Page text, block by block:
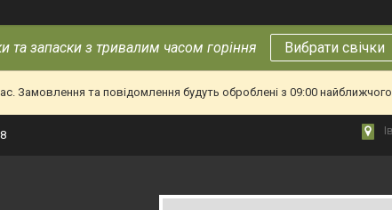
та запаски з тривалим часом горіння Вибрати свічки
Замовлення та повідомлення будуть оброблені з 09:00